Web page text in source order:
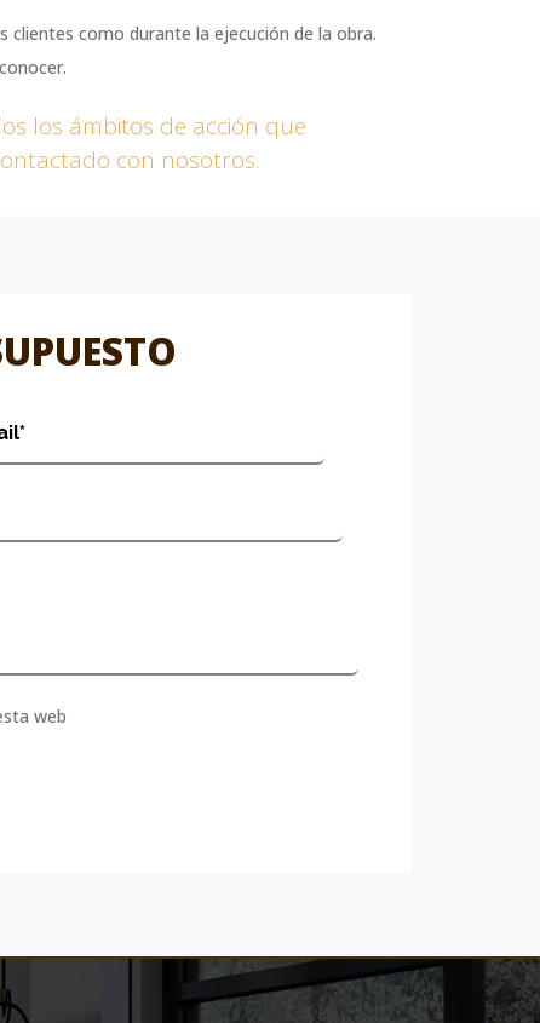
como durante la ejecución de la obra.
los ámbitos de acción que
con nosotros.
web